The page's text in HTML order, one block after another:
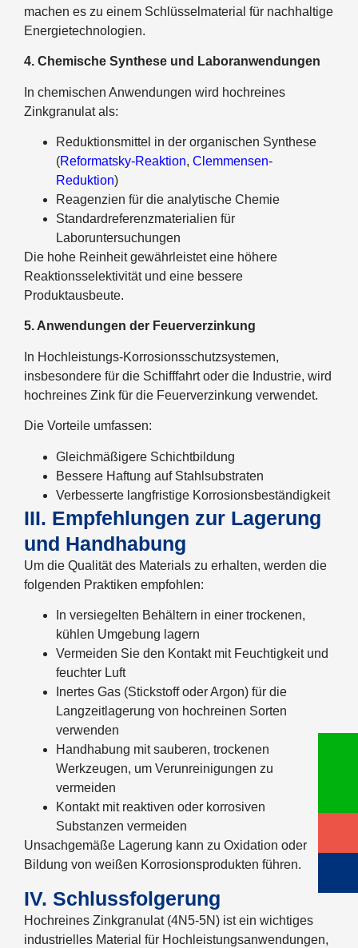
machen es zu einem Schlüsselmaterial für nachhaltige
Energietechnologien.
4. Chemische Synthese und Laboranwendungen
In chemischen Anwendungen wird hochreines
Zinkgranulat als:
Reduktionsmittel in der organischen Synthese
(Reformatsky-Reaktion, Clemmensen-
Reduktion)
Reagenzien für die analytische Chemie
Standardreferenzmaterialien für
Laboruntersuchungen
Die hohe Reinheit gewährleistet eine höhere
Reaktionsselektivität und eine bessere
Produktausbeute.
5. Anwendungen der Feuerverzinkung
In Hochleistungs-Korrosionsschutzsystemen,
insbesondere für die Schifffahrt oder die Industrie, wird
hochreines Zink für die Feuerverzinkung verwendet.
Die Vorteile umfassen:
Gleichmäßigere Schichtbildung
Bessere Haftung auf Stahlsubstraten
Verbesserte langfristige Korrosionsbeständigkeit
III. Empfehlungen zur Lagerung
und Handhabung
Um die Qualität des Materials zu erhalten, werden die
folgenden Praktiken empfohlen:
In versiegelten Behältern in einer trockenen,
kühlen Umgebung lagern
Vermeiden Sie den Kontakt mit Feuchtigkeit und
feuchter Luft
Inertes Gas (Stickstoff oder Argon) für die
Langzeitlagerung von hochreinen Sorten
verwenden
Handhabung mit sauberen, trockenen
Werkzeugen, um Verunreinigungen zu
vermeiden
Kontakt mit reaktiven oder korrosiven
Substanzen vermeiden
Unsachgemäße Lagerung kann zu Oxidation oder
Bildung von weißen Korrosionsprodukten führen.
IV. Schlussfolgerung
Hochreines Zinkgranulat (4N5-5N) ist ein wichtiges
industrielles Material für Hochleistungsanwendungen,